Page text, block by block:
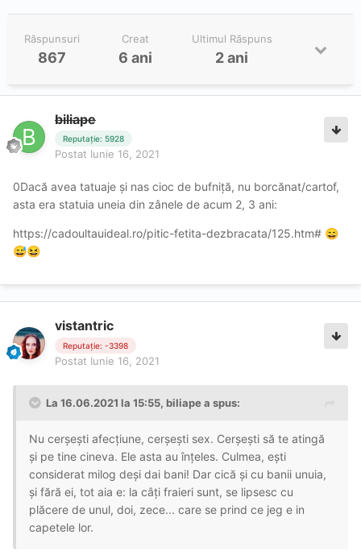
Răspunsuri
867
Creat
6 ani
Ultimul Răspuns
2 ani
biliape
Reputație: 5928
Postat Iunie 16, 2021
0Dacă avea tatuaje și nas cioc de bufniță, nu borcănat/cartof,
asta era statuia uneia din zânele de acum 2, 3 ani:
https://cadoultauideal.ro/pitic-fetita-dezbracata/125.htm# 😄
😅😆
vistantric
Reputație: -3398
Postat Iunie 16, 2021
La 16.06.2021 la 15:55, biliapea spus:
Nu cerșești afecțiune, cerșești sex. Cerșești să te atingă
și pe tine cineva. Ele asta au înțeles. Culmea, ești
considerat milog deși dai bani! Dar cică și cu banii unuia,
și fără ei, tot aia e: la câți fraieri sunt, se lipsesc cu
plăcere de unul, doi, zece... care se prind ce jeg e in
capetele lor.